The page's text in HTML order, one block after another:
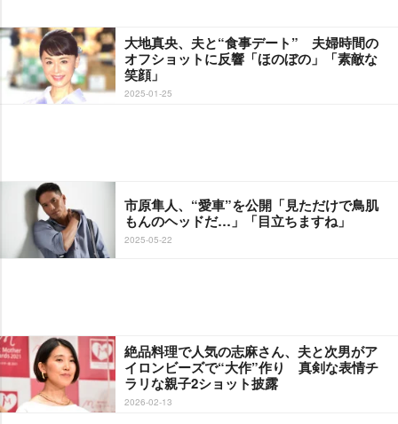
大地真央、夫と“食事デート” 夫婦時間の
オフショットに反響「ほのぼの」「素敵な
笑顔」
2025-01-25
市原隼人、“愛車”を公開「見ただけで鳥肌
もんのヘッドだ…」「目立ちますね」
2025-05-22
絶品料理で人気の志麻さん、夫と次男がア
イロンビーズで“大作”作り 真剣な表情チ
ラリな親子2ショット披露
2026-02-13